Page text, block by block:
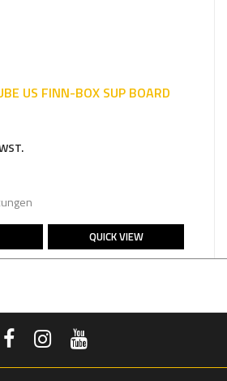
US FINN-BOX SUP BOARD
QUICK VIEW